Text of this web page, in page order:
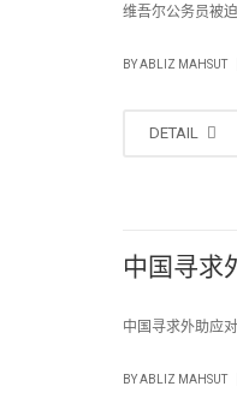
维吾尔公务员被
BYABLIZ MAHSUT
DETAIL
中国寻求
中国寻求外助应
BYABLIZ MAHSUT